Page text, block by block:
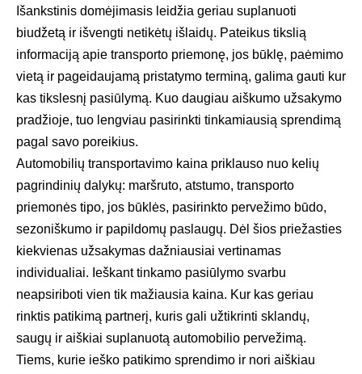
Išankstinis domėjimasis leidžia geriau suplanuoti
biudžetą ir išvengti netikėtų išlaidų. Pateikus tikslią
informaciją apie transporto priemonę, jos būklę, paėmimo
vietą ir pageidaujamą pristatymo terminą, galima gauti kur
kas tikslesnį pasiūlymą. Kuo daugiau aiškumo užsakymo
pradžioje, tuo lengviau pasirinkti tinkamiausią sprendimą
pagal savo poreikius.
Automobilių transportavimo kaina priklauso nuo kelių
pagrindinių dalykų: maršruto, atstumo, transporto
priemonės tipo, jos būklės, pasirinkto pervežimo būdo,
sezoniškumo ir papildomų paslaugų. Dėl šios priežasties
kiekvienas užsakymas dažniausiai vertinamas
individualiai. Ieškant tinkamo pasiūlymo svarbu
neapsiriboti vien tik mažiausia kaina. Kur kas geriau
rinktis patikimą partnerį, kuris gali užtikrinti sklandų,
saugų ir aiškiai suplanuotą automobilio pervežimą.
Tiems, kurie ieško patikimo sprendimo ir nori aiškiau